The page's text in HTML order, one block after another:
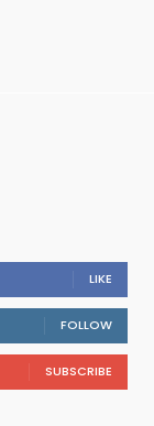
LIKE
FOLLOW
SUBSCRIBE